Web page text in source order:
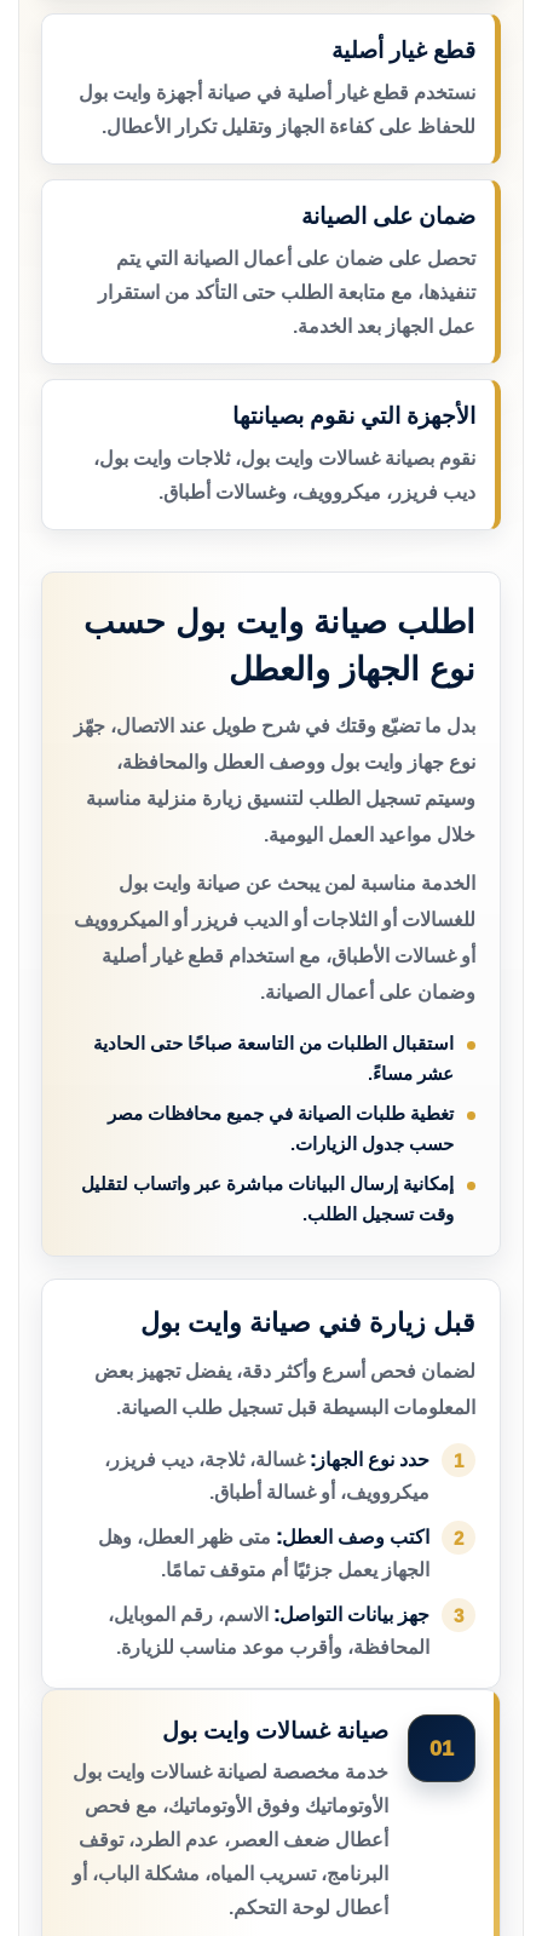
قطع غيار أصلية
نستخدم قطع غيار أصلية في صيانة أجهزة وايت بول
للحفاظ على كفاءة الجهاز وتقليل تكرار الأعطال.
ضمان على الصيانة
تحصل على ضمان على أعمال الصيانة التي يتم
تنفيذها، مع متابعة الطلب حتى التأكد من استقرار
عمل الجهاز بعد الخدمة.
الأجهزة التي نقوم بصيانتها
نقوم بصيانة غسالات وايت بول، ثلاجات وايت بول،
ديب فريزر، ميكروويف، وغسالات أطباق.
اطلب صيانة وايت بول حسب
نوع الجهاز والعطل
بدل ما تضيّع وقتك في شرح طويل عند الاتصال، جهّز
نوع جهاز وايت بول ووصف العطل والمحافظة،
وسيتم تسجيل الطلب لتنسيق زيارة منزلية مناسبة
خلال مواعيد العمل اليومية.
الخدمة مناسبة لمن يبحث عن صيانة وايت بول
للغسالات أو الثلاجات أو الديب فريزر أو الميكروويف
أو غسالات الأطباق، مع استخدام قطع غيار أصلية
وضمان على أعمال الصيانة.
استقبال الطلبات من التاسعة صباحًا حتى الحادية
عشر مساءً.
تغطية طلبات الصيانة في جميع محافظات مصر
حسب جدول الزيارات.
إمكانية إرسال البيانات مباشرة عبر واتساب لتقليل
وقت تسجيل الطلب.
قبل زيارة فني صيانة وايت بول
لضمان فحص أسرع وأكثر دقة، يفضل تجهيز بعض
المعلومات البسيطة قبل تسجيل طلب الصيانة.
1 حدد نوع الجهاز: غسالة، ثلاجة، ديب فريزر،
ميكروويف، أو غسالة أطباق.
2 اكتب وصف العطل: متى ظهر العطل، وهل
الجهاز يعمل جزئيًا أم متوقف تمامًا.
3 جهز بيانات التواصل: الاسم، رقم الموبايل،
المحافظة، وأقرب موعد مناسب للزيارة.
01
صيانة غسالات وايت بول
خدمة مخصصة لصيانة غسالات وايت بول
الأوتوماتيك وفوق الأوتوماتيك، مع فحص
أعطال ضعف العصر، عدم الطرد، توقف
البرنامج، تسريب المياه، مشكلة الباب، أو
أعطال لوحة التحكم.